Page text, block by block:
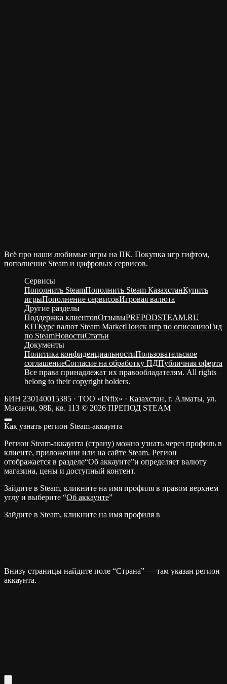
Всё про наши любимые игры на ПК. Покупка игр гифтом,
пополнение Steam и цифровых сервисов.
Сервисы
Пополнить SteamПополнить Steam КазахстанКупить
игрыПополнение сервисовИгровая валюта
Другие разделы
Поддержка клиентовОтзывыPREPODSTEAM.RU
KITКурс валют Steam MarketПоиск игр по описаниюГид
по SteamНовостиСтатьи
Документы
Политика конфиденциальностиПользовательское
соглашениеСогласие на обработку ПДПубличная оферта
Все права принадлежат их правообладателям. All rights
belong to their copyright holders.
БИН 230140015385 · ТОО «INfix» · Казахстан, г. Алматы, ул.
Масанчи, 98Б, кв. 113 © 2026 ПРЕПОД STEAM
Как узнать регион Steam-аккаунта
Регион Steam-аккаунта (страну) можно узнать через профиль в
клиенте, приложении или на сайте Steam. Регион
отображается в разделе“Об аккаунте”и определяет валюту
магазина, цены и доступный контент.
Зайдите в Steam, кликните на имя профиля в правом верхнем
углу и выберите “Об аккаунте”
Зайдите в Steam, кликните на имя профиля в
Внизу страницы найдите поле “Страна” — там указан регион
аккаунта.